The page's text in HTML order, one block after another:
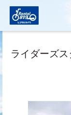
ライダーズ